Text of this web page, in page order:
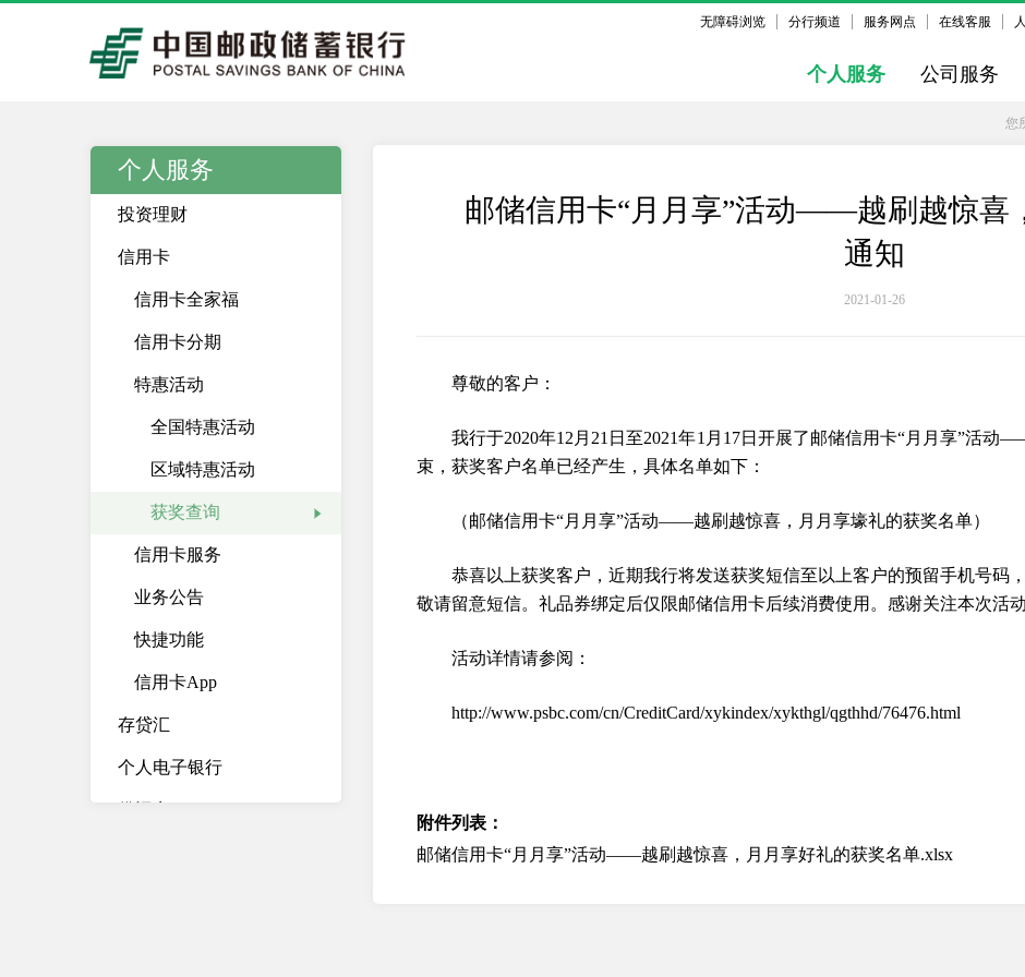
无障碍浏览 分行频道 服务网点 在线客服
个人服务 公司服务
您
个人服务
投资理财
信用卡
信用卡全家福
信用卡分期
特惠活动
全国特惠活动
区域特惠活动
获奖查询
信用卡服务
业务公告
快捷功能
信用卡App
存贷汇
个人电子银行
邮储信用卡“月月享”活动——越刷越惊喜
通知
2021-01-26
尊敬的客户：
我行于2020年12月21日至2021年1月17日开展了邮储信用卡“月月享”活
束，获奖客户名单已经产生，具体名单如下：
（邮储信用卡“月月享”活动——越刷越惊喜，月月享壕礼的获奖名单）
恭喜以上获奖客户，近期我行将发送获奖短信至以上客户的预留手机号码
敬请留意短信。礼品券绑定后仅限邮储信用卡后续消费使用。感谢关注本次活
活动详情请参阅：
http://www.psbc.com/cn/CreditCard/xykindex/xykthgl/qgthhd/76476.html
附件列表：
邮储信用卡“月月享”活动——越刷越惊喜，月月享好礼的获奖名单.xlsx